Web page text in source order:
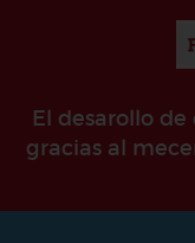
El desarollo
gracias al